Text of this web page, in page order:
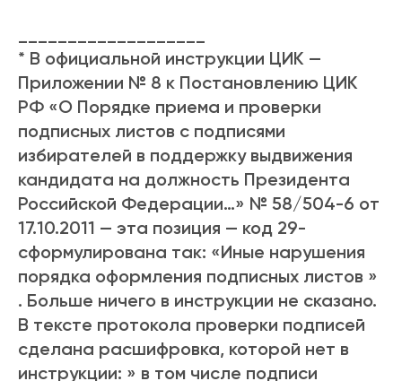
* В официальной инструкции ЦИК —
Приложении № 8 к Постановлению ЦИК
РФ «О Порядке приема и проверки
подписных листов с подписями
избирателей в поддержку выдвижения
кандидата на должность Президента
Российской Федерации…» № 58/504-6 от
17.10.2011 — эта позиция — код 29-
сформулирована так: «Иные нарушения
порядка оформления подписных листов »
. Больше ничего в инструкции не сказано.
В тексте протокола проверки подписей
сделана расшифровка, которой нет в
инструкции: » в том числе подписи